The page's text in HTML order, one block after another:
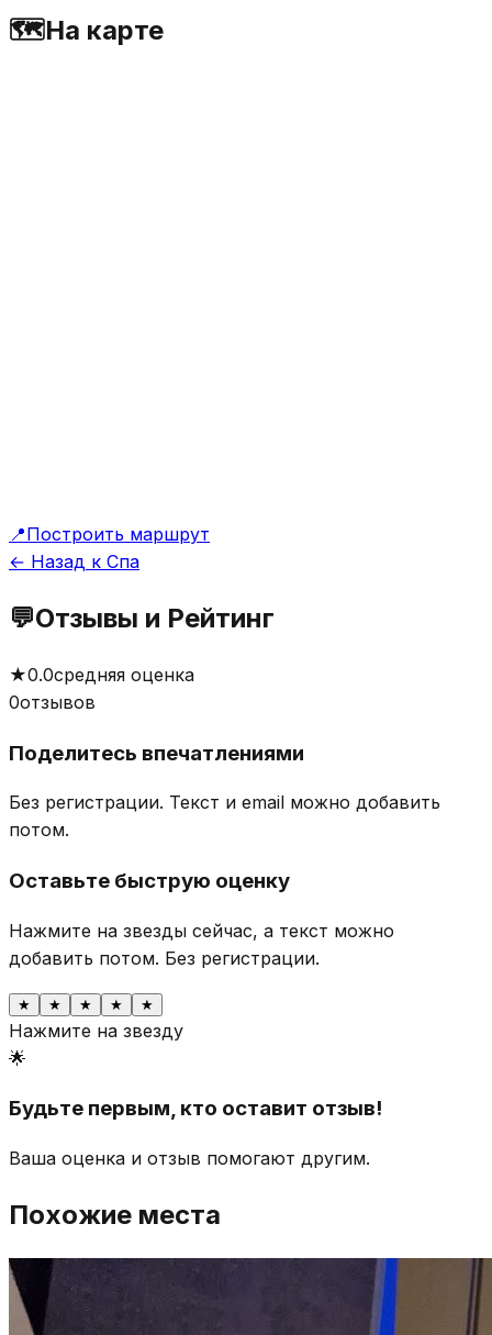
🗺️На карте
📍Построить маршрут
← Назад к Спа
💬Отзывы и Рейтинг
★0.0средняя оценка
0отзывов
Поделитесь впечатлениями
Без регистрации. Текст и email можно добавить
потом.
Оставьте быструю оценку
Нажмите на звезды сейчас, а текст можно
добавить потом. Без регистрации.
★ ★ ★ ★ ★
Нажмите на звезду
🌟
Будьте первым, кто оставит отзыв!
Ваша оценка и отзыв помогают другим.
Похожие места